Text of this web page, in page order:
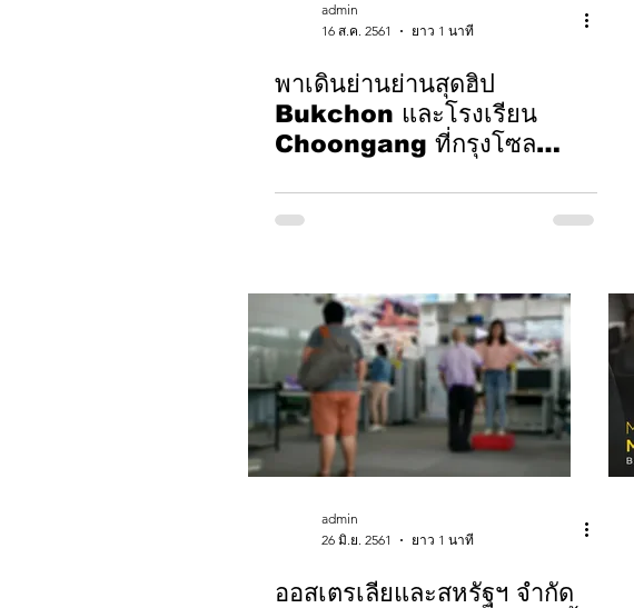
admin
16 ส.ค. 2561
ยาว 1 นาที
พาเดินย่านย่านสุดฮิป
Bukchon และโรงเรียน
Choongang ที่กรุงโซล
admin
26 มิ.ย. 2561
ยาว 1 นาที
ออสเตรเลียและสหรัฐฯ จำกัด